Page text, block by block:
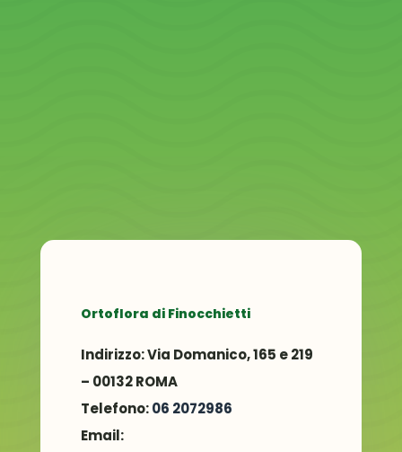
Ortoflora di Finocchietti
Indirizzo:Via Domanico, 165 e 219
– 00132 ROMA
Telefono: 06 2072986
Email: